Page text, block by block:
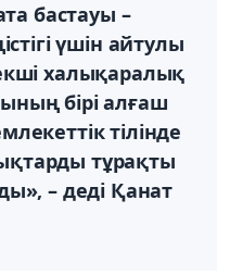
бастауы –
үшін айтулы
халықаралық
бірі алғаш
тілінде
тұрақты
– деді Қанат